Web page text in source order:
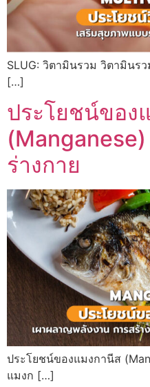
SLUG: วิตามินรวม วิตามินร
[…]
ประโยชน์ของ
ร่างกาย
ประโยชน์ของแมงกานีส
แมงก […]